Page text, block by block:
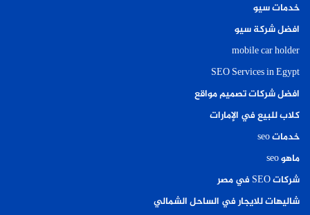
خدمات سيو
افضل شركة سيو
mobile car holder
SEO Services in Egypt
افضل شركات تصميم مواقع
كلاب للبيع في الإمارات
خدمات seo
ماهو seo
شركات SEO في مصر
شاليهات للايجار في الساحل الشمالي